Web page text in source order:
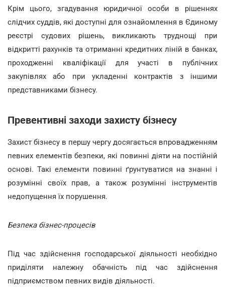
Крім цього, згадування юридичної особи в рішеннях
слідчих суддів, які доступні для ознайомлення в Єдиному
реєстрі судових рішень, викликають труднощі при
відкритті рахунків та отриманні кредитних ліній в банках,
проходженні кваліфікації для участі в публічних
закупівлях або при укладенні контрактів з іншими
представниками бізнесу.
Превентивні заходи захисту бізнесу
Захист бізнесу в першу чергу досягається впровадженням
певних елементів безпеки, які повинні діяти на постійній
основі. Такі елементи повинні ґрунтуватися на знанні і
розумінні своїх прав, а також розумінні інструментів
недопущення їх порушення.
Безпека бізнес-процесів
Під час здійснення господарської діяльності необхідно
приділяти належну обачність під час здійснення
підприємством певних видів діяльності.